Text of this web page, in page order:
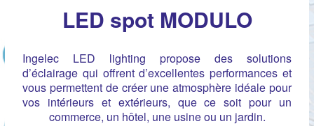
LED spot MODULO
Ingelec LED lighting propose des solutions
d’éclairage qui offrent d’excellentes performances et
vous permettent de créer une atmosphère idéale pour
vos intérieurs et extérieurs, que ce soit pour un
commerce, un hôtel, une usine ou un jardin.